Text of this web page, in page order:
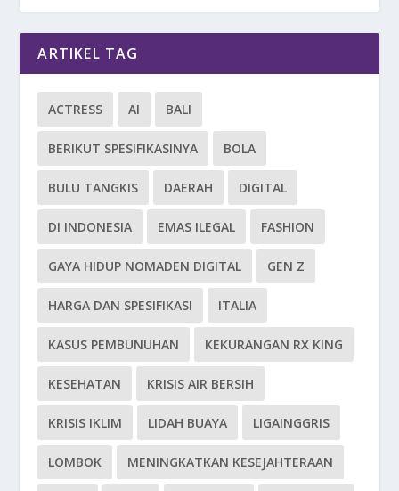
ARTIKEL TAG
ACTRESS AI BALI
BERIKUT SPESIFIKASINYA BOLA
BULU TANGKIS DAERAH DIGITAL
DI INDONESIA EMAS ILEGAL FASHION
GAYA HIDUP NOMADEN DIGITAL GEN Z
HARGA DAN SPESIFIKASI ITALIA
KASUS PEMBUNUHAN KEKURANGAN RX KING
KESEHATAN KRISIS AIR BERSIH
KRISIS IKLIM LIDAH BUAYA LIGAINGGRIS
LOMBOK MENINGKATKAN KESEJAHTERAAN